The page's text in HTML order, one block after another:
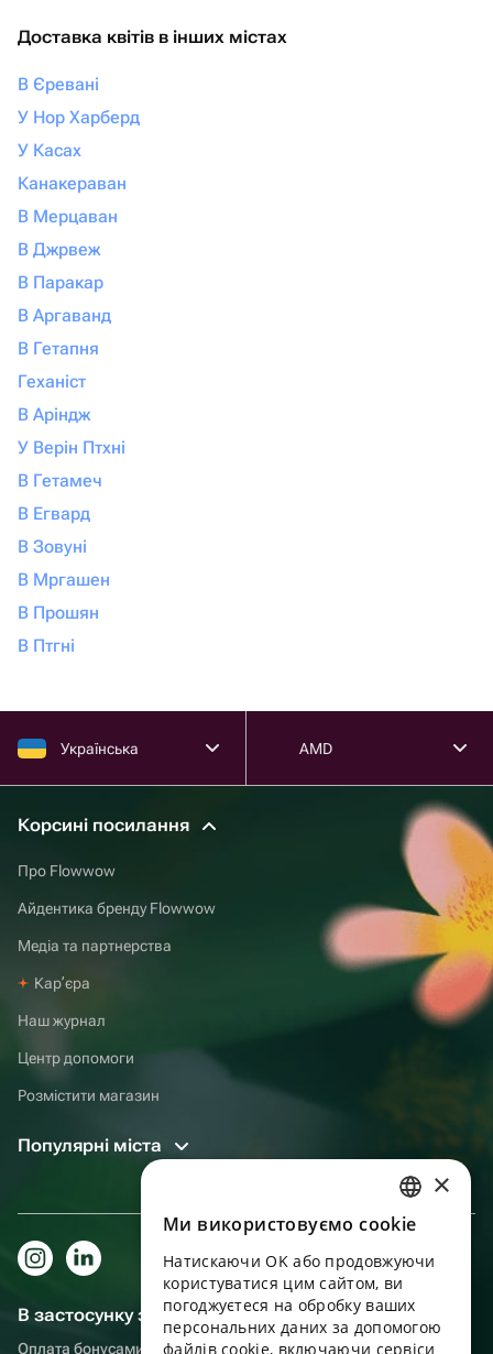
Доставка квітів в інших містах
В Єревані
У Нор Харберд
У Касах
Канакераван
В Мерцаван
В Джрвеж
В Паракар
В Аргаванд
В Гетапня
Геханіст
В Аріндж
У Верін Птхні
В Гетамеч
В Егвард
В Зовуні
В Мргашен
В Прошян
В Птгні
Українська AMD
Корсині посилання
Про Flowwow
Айдентика бренду Flowwow
Медіа та партнерства
Карʼєра
Наш журнал
Центр допомоги
Розмістити магазин
Популярні міста
В застосунку зручніше!
Оплата бонусами, самовивіз, зручний чат підтримки
RUSSIAN
ENGLISH
UKRAINIAN
PORTUGUESE
×
Ми використовуємо cookie
Натискаючи OK або продовжуючи
користуватися цим сайтом, ви
погоджуєтеся на обробку ваших
персональних даних за допомогою
файлів cookie, включаючи сервіси